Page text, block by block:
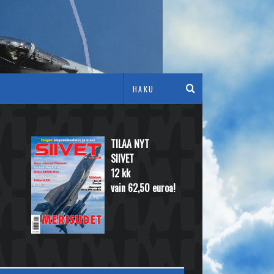
TILAA NYT
SIIVET
12 kk
vain 62,50 euroa!